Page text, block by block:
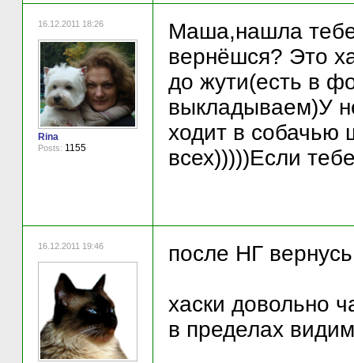
16.12.2011 18:26
Rina
Posts: 1155
Маша,нашла тебе
вернёшся? Это
до жути(есть в
выкладываем)У
ходит в собачью
всех)))))Если
16.12.2011 19:46 после НГ
хаски довольно
в пределах